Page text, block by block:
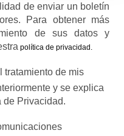
de enviar un boletín
Para obtener más
de sus datos y
política de privacidad
tratamiento de mis
y se explica
de Privacidad.